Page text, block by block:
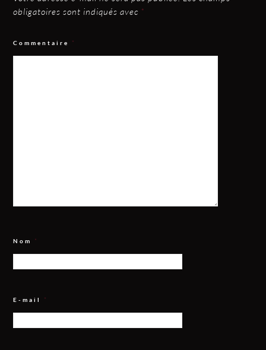
obligatoires sont indiqués avec *
Commentaire *
Nom *
E-mail *